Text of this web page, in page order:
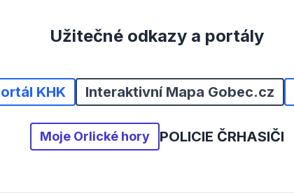
Užitečné odkazy a portály
KHK Interaktivní Mapa Gobec.cz
Moje Orlické hory POLICIE ČRHASIČI